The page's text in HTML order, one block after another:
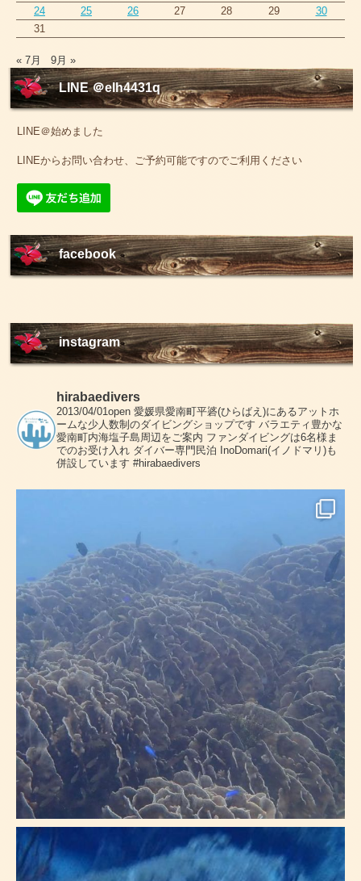
24 25 26 27 28 29
30
31
« 7月 9月 »
LINE ＠elh4431q
LINE＠始めました
LINEからお問い合わせ、ご予約可能ですのでご利用ください
facebook
instagram
hirabaedivers
2013/04/01open 愛媛県愛南町平碆(ひらばえ)にあるアットホ
ームな少人数制のダイビングショップです バラエティ豊かな
愛南町内海塩子島周辺をご案内 ファンダイビングは6名様ま
でのお受け入れ ダイバー専門民泊 InoDomari(イノドマリ)も
併設しています #hirabaedivers